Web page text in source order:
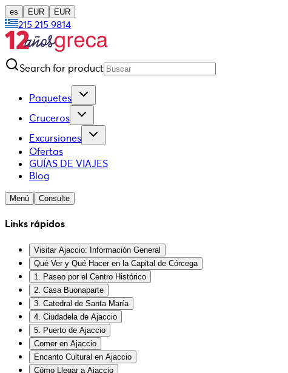
es EUR EUR
215 215 9814
Search for product
Paquetes
Cruceros
Excursiones
Ofertas
GUÍAS DE VIAJES
Blog
Menú Consulte
Links rápidos
Visitar Ajaccio: Información General
Qué Ver y Qué Hacer en la Capital de Córcega
1. Paseo por el Centro Histórico
2. Casa Buonaparte
3. Catedral de Santa María
4. Ciudadela de Ajaccio
5. Puerto de Ajaccio
Comer en Ajaccio
Encanto Cultural en Ajaccio
Cómo Llegar a Ajaccio